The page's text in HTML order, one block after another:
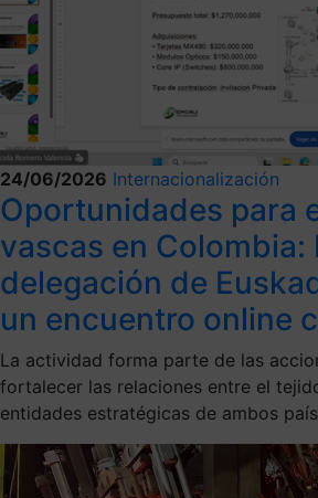
24/06/2026 Internacionalización
Oportunidades para
vascas en Colombia:
delegación de
un encuentro online
La actividad forma parte de las
fortalecer las relaciones entre el
entidades estratégicas de ambos